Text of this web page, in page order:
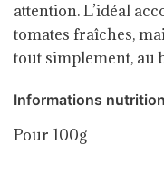
attention. L’idéal
tomates fraîches,
tout simplement, au
Informations
Pour 100g